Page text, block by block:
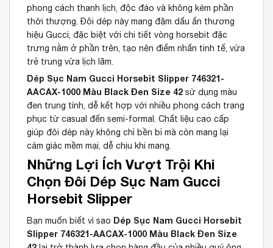
phong cách thanh lịch, độc đáo và không kém phần
thời thượng. Đôi dép này mang đậm dấu ấn thương
hiệu Gucci, đặc biệt với chi tiết vòng horsebit đặc
trưng nằm ở phần trên, tạo nên điểm nhấn tinh tế, vừa
trẻ trung vừa lịch lãm.
Dép Sục Nam Gucci Horsebit Slipper 746321-
AACAX-1000 Màu Black Đen Size 42 sử dụng màu
đen trung tính, dễ kết hợp với nhiều phong cách trang
phục từ casual đến semi-formal. Chất liệu cao cấp
giúp đôi dép này không chỉ bền bỉ mà còn mang lại
cảm giác mềm mại, dễ chịu khi mang.
Những Lợi Ích Vượt Trội Khi
Chọn Đôi Dép Sục Nam Gucci
Horsebit Slipper
Bạn muốn biết vì sao Dép Sục Nam Gucci Horsebit
Slipper 746321-AACAX-1000 Màu Black Đen Size